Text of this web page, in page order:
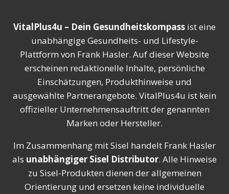
VitalPlus4u – Dein Gesundheitskompass ist eine
unabhängige Gesundheits- und Lifestyle-
Plattform von Frank Hasler. Auf dieser Website
erscheinen redaktionelle Inhalte, persönliche
Einschätzungen, Produkthinweise und
ausgewählte Partnerangebote. VitalPlus4u ist kein
offizieller Unternehmensauftritt der genannten
Marken oder Hersteller.
Im Zusammenhang mit Sisel handelt Frank Hasler
als unabhängiger Sisel Distributor. Alle Hinweise
zu Sisel-Produkten dienen der allgemeinen
Orientierung und ersetzen keine individuelle